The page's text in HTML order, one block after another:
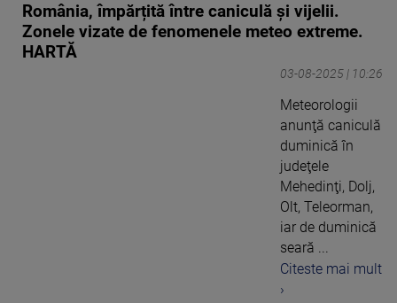
România, împărțită între caniculă și vijelii.
Zonele vizate de fenomenele meteo extreme.
HARTĂ
03-08-2025 | 10:26
Meteorologii
anunţă caniculă
duminică în
judeţele
Mehedinţi, Dolj,
Olt, Teleorman,
iar de duminică
seară ...
Citeste mai mult
›